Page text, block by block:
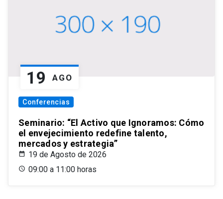
19 AGO
Conferencias
Seminario: “El Activo que Ignoramos: Cómo
el envejecimiento redefine talento,
mercados y estrategia”
19 de Agosto de 2026
09:00 a 11:00 horas